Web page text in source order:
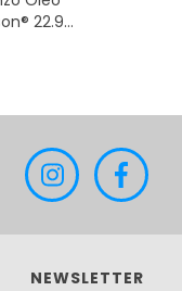
22.9
NEWSLETTER